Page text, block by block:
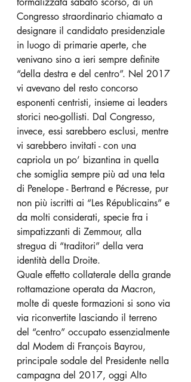
Congresso straordinario chiamato a
designare il candidato presidenziale
in luogo di primarie aperte, che
venivano sino a ieri sempre definite
“della destra e del centro”. Nel 2017
vi avevano del resto concorso
esponenti centristi, insieme ai leaders
storici neo-gollisti. Dal Congresso,
invece, essi sarebbero esclusi, mentre
vi sarebbero invitati - con una
capriola un po’ bizantina in quella
che somiglia sempre più ad una tela
di Penelope - Bertrand e Pécresse, pur
non più iscritti ai “Les Républicains” e
da molti considerati, specie fra i
simpatizzanti di Zemmour, alla
stregua di “traditori” della vera
identità della Droite.
Quale effetto collaterale della grande
rottamazione operata da Macron,
molte di queste formazioni si sono via
via riconvertite lasciando il terreno
del “centro” occupato essenzialmente
dal Modem di François Bayrou,
principale sodale del Presidente nella
campagna del 2017, oggi Alto